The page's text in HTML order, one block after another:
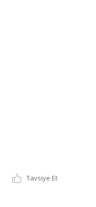
Tavsiye Et